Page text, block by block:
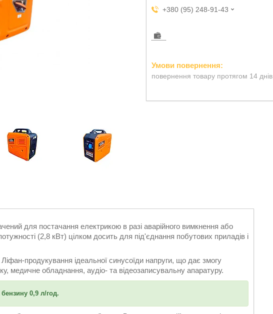
+380 (95) 248-91-43
повернення товару протягом 14 днів
для постачання електрикою в разі аварійного вимкнення або
(2,8 кВт) цілком досить для під'єднання побутових приладів і
продукування ідеальної синусоїди напруги, що дає змогу
медичне обладнання, аудіо- та відеозаписувальну апаратуру.
0,9 л/год.